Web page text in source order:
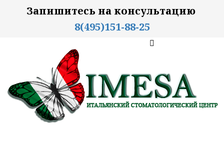
Запишитесь на консультацию
8(495)151-88-25